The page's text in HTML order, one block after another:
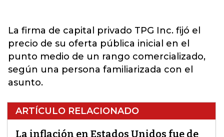
La firma de capital privado TPG Inc. fijó el
precio de su oferta pública inicial en el
punto medio de un rango comercializado,
según una persona familiarizada con el
asunto.
ARTÍCULO RELACIONADO
La inflación en Estados Unidos fue de